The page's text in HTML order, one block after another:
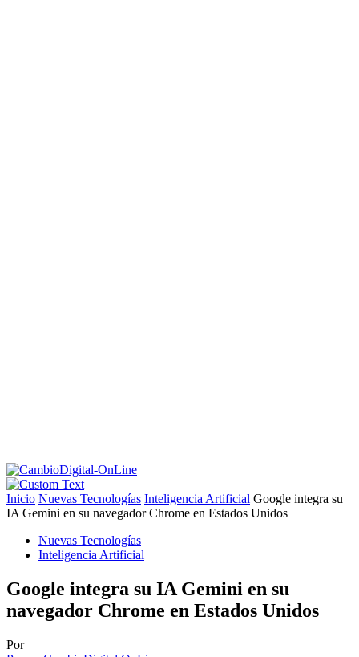
Inicio Nuevas Tecnologías Inteligencia Artificial Google integra su
IA Gemini en su navegador Chrome en Estados Unidos
Nuevas Tecnologías
Inteligencia Artificial
Google integra su IA Gemini en su
navegador Chrome en Estados Unidos
Por